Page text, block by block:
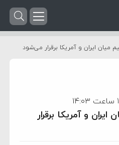
میان ایران و آمریکا برقرار می‌شود
و آمریکا برقرار